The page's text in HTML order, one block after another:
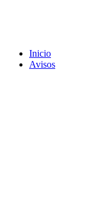
Inicio
Avisos